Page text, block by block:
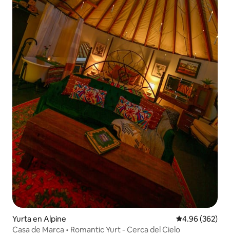
Yurta en Alpine Calificación
4.96 (362)
Casa de Marca • Romantic Yurt - Cerca del Cielo